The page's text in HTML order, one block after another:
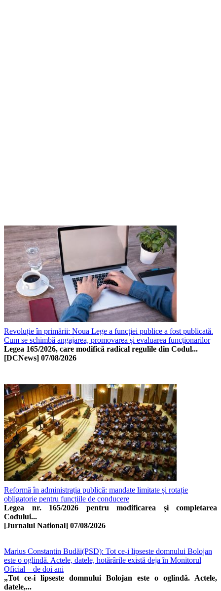
Revoluție în primării: Noua Lege a funcției publice a fost publicată.
Cum se schimbă angajarea, promovarea și evaluarea funcționarilor
Legea 165/2026, care modifică radical regulile din Codul...
[DCNews] 07/08/2026
Reformă în administrația publică: mandate limitate și rotație
obligatorie pentru funcțiile de conducere
Legea nr. 165/2026 pentru modificarea și completarea
Codului...
[Jurnalul National] 07/08/2026
Marius Constantin Budăi(PSD): Tot ce-i lipseste domnului Bolojan
este o oglindă. Actele, datele, hotărârile există deja în Monitorul
Oficial – de doi ani
„Tot ce-i lipseste domnului Bolojan este o oglindă. Actele,
datele,...